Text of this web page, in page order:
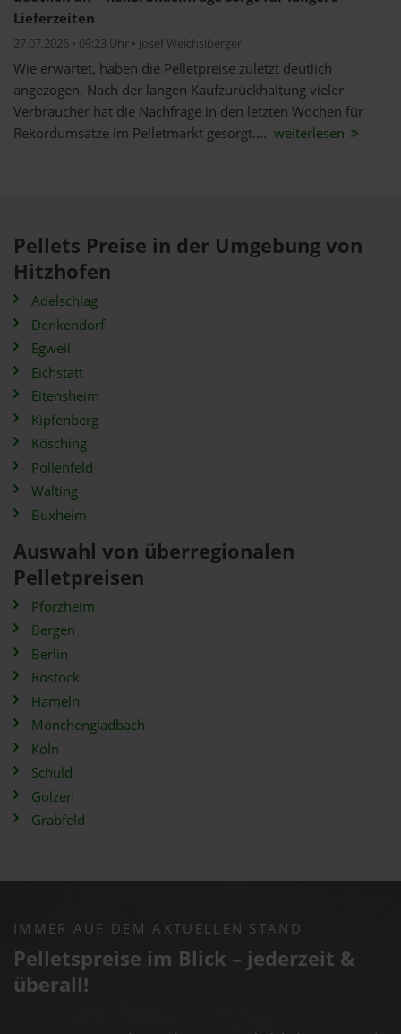
Lieferzeiten
27.07.2026 • 09:23 Uhr • Josef Weichslberger
Wie erwartet, haben die Pelletpreise zuletzt deutlich
angezogen. Nach der langen Kaufzurückhaltung vieler
Verbraucher hat die Nachfrage in den letzten Wochen für
Rekordumsätze im Pelletmarkt gesorgt.... weiterlesen
Pellets Preise in der Umgebung von
Hitzhofen
Adelschlag
Denkendorf
Egweil
Eichstätt
Eitensheim
Kipfenberg
Kösching
Pollenfeld
Walting
Buxheim
Auswahl von überregionalen
Pelletpreisen
Pforzheim
Bergen
Berlin
Rostock
Hameln
Mönchengladbach
Köln
Schuld
Golzen
Grabfeld
IMMER AUF DEM AKTUELLEN STAND
Pelletspreise im Blick – jederzeit &
überall!